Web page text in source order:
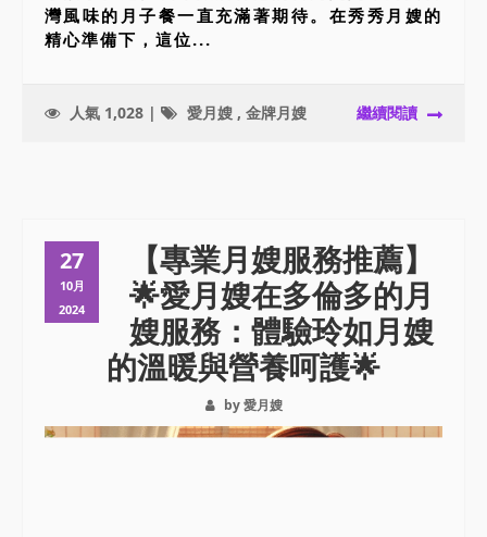
灣風味的月子餐一直充滿著期待。在秀秀月嫂的
精心準備下，這位...
人氣 1,028 | 愛月嫂 , 金牌月嫂 繼續閱讀
27
10月
2024
【專業月嫂服務推薦】
🌟愛月嫂在多倫多的月
嫂服務：體驗玲如月嫂
的溫暖與營養呵護🌟
by 愛月嫂